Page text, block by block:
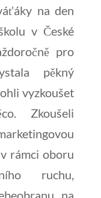
na den
v České
pro
pěkný
vyzkoušet
Zkoušeli
rámci oboru
ruchu,
na